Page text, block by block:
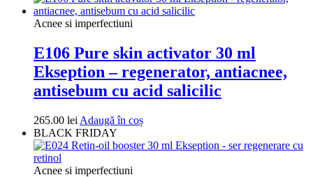
a
fost:
este:
247.00 lei.
Acnee si imperfectiuni
E106 Pure skin activator 30 ml
Ekseption – regenerator, antiacnee,
antisebum cu acid salicilic
265.00 lei Adaugă în coș
BLACK FRIDAY
Acnee si imperfectiuni